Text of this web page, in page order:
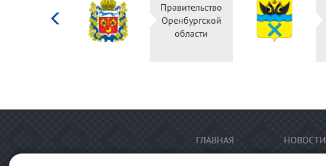
Правительство
Оренбургской
области
ГЛАВНАЯ НОВОСТИ